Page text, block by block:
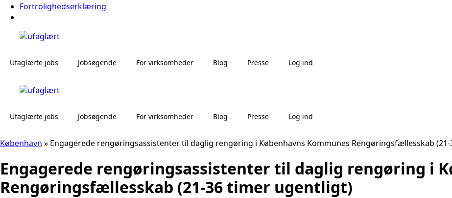
Fortrolighedserklæring
Ufaglærte jobs Jobsøgende For virksomheder Blog Presse Log ind
Ufaglærte jobs Jobsøgende For virksomheder Blog Presse Log ind
København » Engagerede rengøringsassistenter til daglig rengøring i Københavns Kommunes Rengøringsfællesskab
Engagerede rengøringsassistenter til daglig rengøring i
Rengøringsfællesskab (21-36 timer ugentligt)